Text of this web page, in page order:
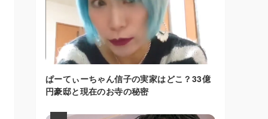
ぱーてぃーちゃん信子の実家はどこ？33億
円豪邸と現在のお寺の秘密